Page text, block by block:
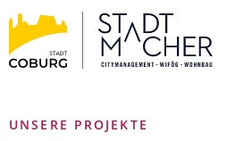
INHALT ANSPRINGEN
Stadt
Coburg
UNSERE PROJEKTE